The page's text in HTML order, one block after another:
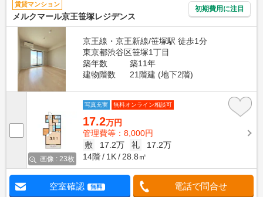
賃貸マンション
メルクマール京王笹塚レジデンス
初期費用に注目
京王線・京王新線/笹塚駅 徒歩1分
東京都渋谷区笹塚1丁目
築年数
築11年
建物階数
21階建 (地下2階)
画像 : 23枚
写真充実 無料オンライン相談可
17.2万円
管理費等：8,000円
敷
17.2万 礼
17.2万
14階
1K 28.8㎡
空室確認 無料 電話で問合せ